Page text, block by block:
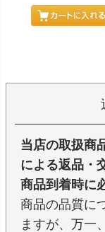
当店の取扱商
による返品・
商品到着時に
商品の品質に
ますが、万一